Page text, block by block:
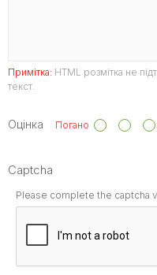
Примітка: HTML розмітка не
текст.
Оцінка Погано
Captcha
Please complete the captcha